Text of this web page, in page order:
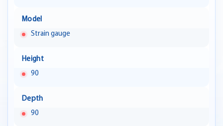
Model
Strain gauge
Height
90
Depth
90